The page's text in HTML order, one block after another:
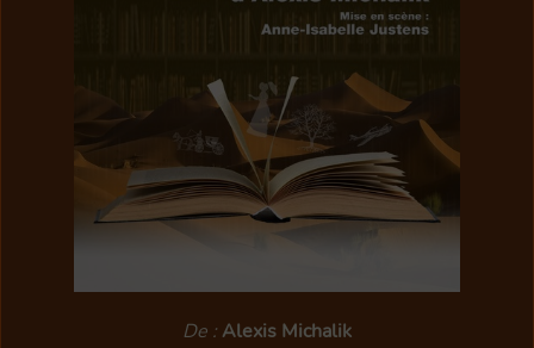
PARTICIPEZ
De : Alexis Michalik